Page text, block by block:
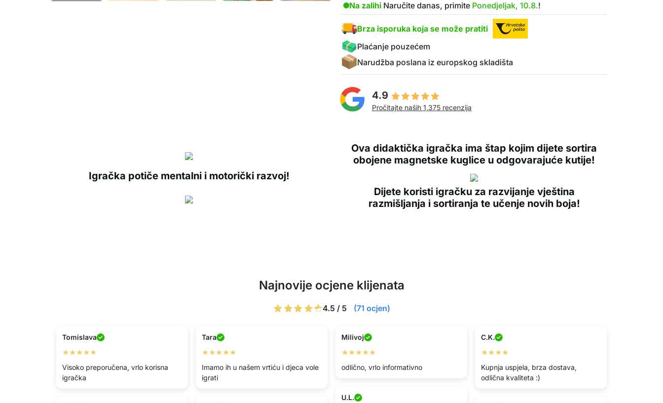
Na zalihi Naručite danas, primite Ponedjeljak, 10.8.!
Brza isporuka koja se može pratiti
Plaćanje pouzećem
Narudžba poslana iz europskog skladišta
4.9
Pročitajte naših 1,375 recenzija
Ova didaktička igračka ima štap kojim dijete sortira
obojene magnetske kuglice u odgovarajuće kutije!
Igračka potiče mentalni i motorički razvoj!
Dijete koristi igračku za razvijanje vještina
razmišljanja i sortiranja te učenje novih boja!
Najnovije ocjene klijenata
4.5 / 5 (71 ocjen)
Tomislava
★★★★★
Visoko preporučena, vrlo korisna
igračka
Tara
★★★★★
Imamo ih u našem vrtiću i djeca vole
igrati
Milivoj
★★★★★
odlično, vrlo informativno
C.K.
★★★★
Kupnja uspjela, brza dostava,
odlična kvaliteta :)
U.L.